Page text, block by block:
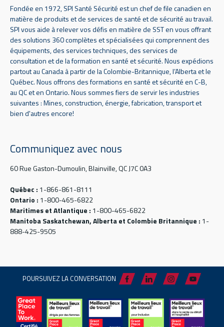
Fondée en 1972, SPI Santé Sécurité est un chef de file canadien en
matière de produits et de services de santé et de sécurité au travail.
SPI vous aide à relever vos défis en matière de SST en vous offrant
des solutions 360 complètes et spécialisées qui comprennent des
équipements, des services techniques, des services de
consultation et de la formation en santé et sécurité. Nous expédions
partout au Canada à partir de la Colombie-Britannique, l’Alberta et le
Québec. Nous offrons des formations en santé et sécurité en C-B,
au QC et en Ontario. Nous sommes fiers de servir les industries
suivantes : Mines, construction, énergie, fabrication, transport et
bien d'autres encore!
Communiquez avec nous
60 Rue Gaston-Dumoulin, Blainville, QC J7C 0A3
Québec : 1-866-861-8111
Ontario : 1-800-465-6822
Maritimes et Atlantique : 1-800-465-6822
Manitoba Saskatchewan, Alberta et Colombie Britannique : 1-
888-425-9505
POURSUIVEZ LA CONVERSATION